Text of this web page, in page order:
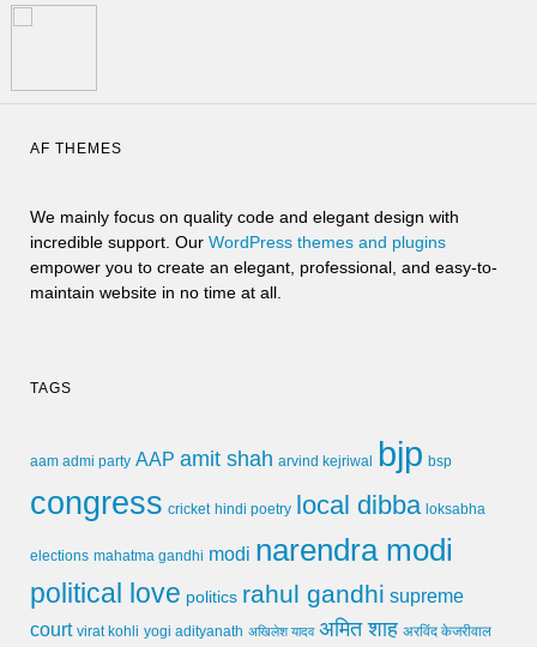
AF THEMES
We mainly focus on quality code and elegant design with
incredible support. Our WordPress themes and plugins
empower you to create an elegant, professional, and easy-to-
maintain website in no time at all.
TAGS
aam admi party AAP amit shah arvind kejriwal bjp bsp
congress cricket hindi poetry local dibba loksabha
elections mahatma gandhi modi narendra modi
political love politics rahul gandhi supreme
court virat kohli yogi adityanath अखिलेश यादव अमित शाह अरविंद केजरीवाल